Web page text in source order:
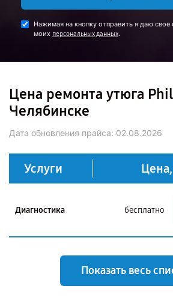
Нажимая на кнопку отправить я даю свое
моих персональных данных.
Цена ремонта утюга
Челябинске
Дата обновления прайса: 02.08.2026
Услуги
Диагностика бесплатно
Показать весь